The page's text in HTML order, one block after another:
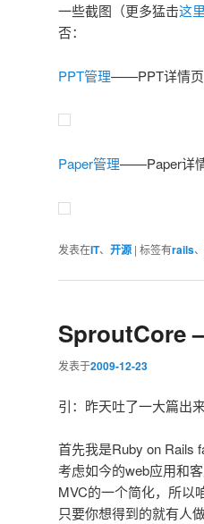
一些截图（更多猛击这里
否：
PPT管理——PPT详情
Paper管理——Paper详
发表在IT、 开源 | 标签有rails、
SproutCore
发表于2009-12-23
引：昨天吐了一大篇出
首先我是Ruby on Rails
考虑如今的web应用和
MVC的一个简化，所以
只要你想得到的就有人